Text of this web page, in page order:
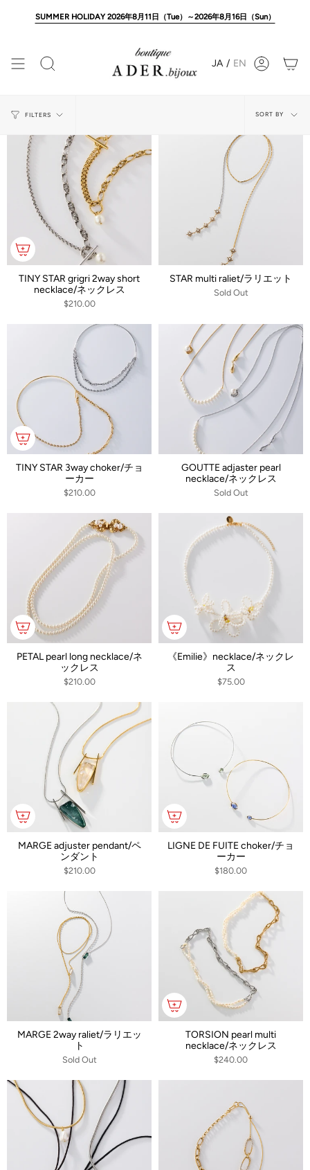
SUMMER HOLIDAY 2026年8月11日（Tue）～2026年8月16日（Sun）
Search JA / EN Account
FILTERS
Sort
by
SORT BY
TINY STAR grigri 2way short
necklace/ネックレス
$210.00
STAR multi raliet/ラリエット
Sold Out
TINY STAR 3way choker/チョ
ーカー
$210.00
GOUTTE adjaster pearl
necklace/ネックレス
Sold Out
PETAL pearl long necklace/ネ
ックレス
$210.00
《Emilie》necklace/ネックレ
ス
$75.00
MARGE adjuster pendant/ペ
ンダント
$210.00
LIGNE DE FUITE choker/チョ
ーカー
$180.00
MARGE 2way raliet/ラリエッ
ト
Sold Out
TORSION pearl multi
necklace/ネックレス
$240.00